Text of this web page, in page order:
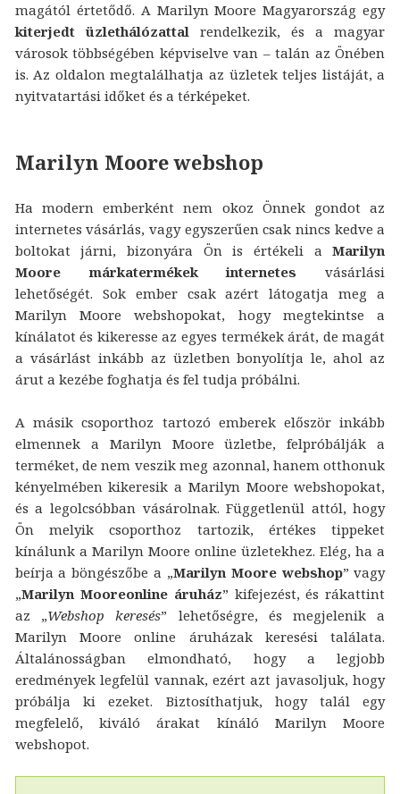
magától értetődő. A Marilyn Moore Magyarország egy
kiterjedt üzlethálózattalrendelkezik, és a magyar
városok többségében képviselve van – talán az Önében
is. Az oldalon megtalálhatja az üzletek teljes listáját, a
nyitvatartási időket és a térképeket.
Marilyn Moore webshop
Ha modern emberként nem okoz Önnek gondot az
internetes vásárlás, vagy egyszerűen csak nincs kedve a
boltokat járni, bizonyára Ön is értékeli aMarilyn
Moore márkatermékek internetes vásárlási
lehetőségét. Sok ember csak azért látogatja meg a
Marilyn Moore webshopokat, hogy megtekintse a
kínálatot és kikeresse az egyes termékek árát, de magát
a vásárlást inkább az üzletben bonyolítja le, ahol az
árut a kezébe foghatja és fel tudja próbálni.
A másik csoporthoz tartozó emberek először inkább
elmennek a Marilyn Moore üzletbe, felpróbálják a
terméket, de nem veszik meg azonnal, hanem otthonuk
kényelmében kikeresik a Marilyn Moore webshopokat,
és a legolcsóbban vásárolnak. Függetlenül attól, hogy
Ön melyik csoporthoz tartozik, értékes tippeket
kínálunk a Marilyn Moore online üzletekhez. Elég, ha a
beírja a böngészőbe a „Marilyn Moore webshop” vagy
„Marilyn Mooreonline áruház” kifejezést, és rákattint
az „Webshop keresés” lehetőségre, és megjelenik a
Marilyn Moore online áruházak keresési találata.
Általánosságban elmondható, hogy a legjobb
eredmények legfelül vannak, ezért azt javasoljuk, hogy
próbálja ki ezeket. Biztosíthatjuk, hogy talál egy
megfelelő, kiváló árakat kínáló Marilyn Moore
webshopot.